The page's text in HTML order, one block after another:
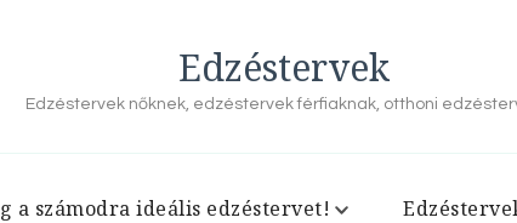
Edzéstervek
Edzéstervek nőknek, edzéstervek férfiaknak, otthoni
a számodra ideális edzéstervet!